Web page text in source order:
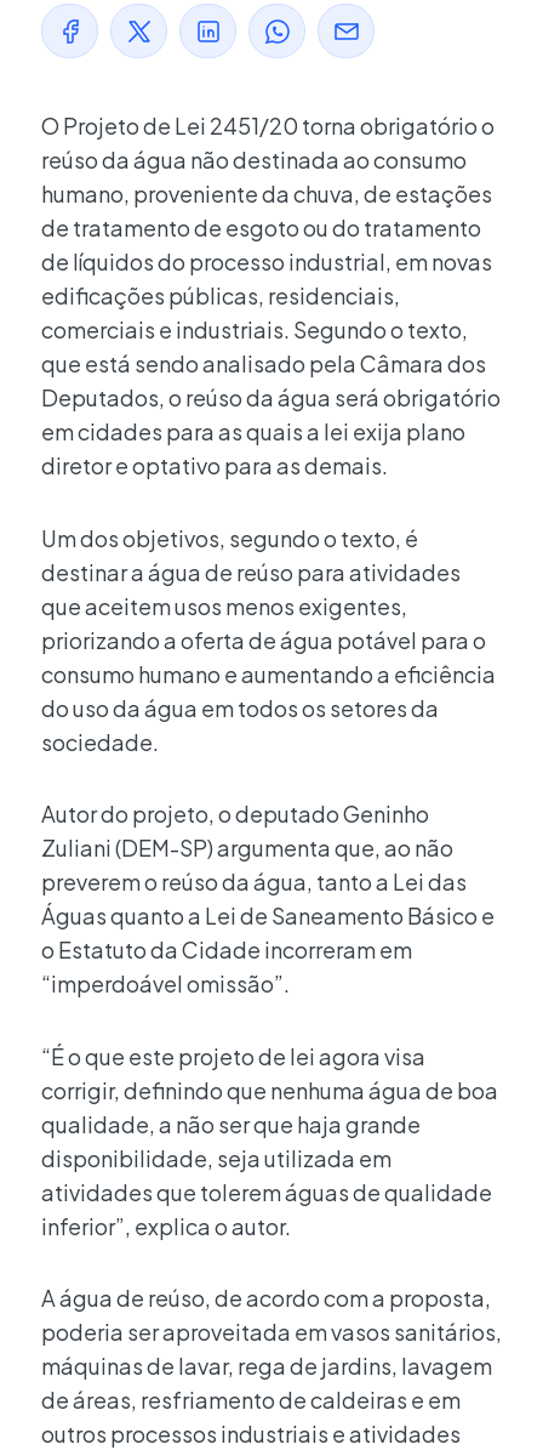
O Projeto de Lei 2451/20 torna obrigatório o
reúso da água não destinada ao consumo
humano, proveniente da chuva, de estações
de tratamento de esgoto ou do tratamento
de líquidos do processo industrial, em novas
edificações públicas, residenciais,
comerciais e industriais. Segundo o texto,
que está sendo analisado pela Câmara dos
Deputados, o reúso da água será obrigatório
em cidades para as quais a lei exija plano
diretor e optativo para as demais.
Um dos objetivos, segundo o texto, é
destinar a água de reúso para atividades
que aceitem usos menos exigentes,
priorizando a oferta de água potável para o
consumo humano e aumentando a eficiência
do uso da água em todos os setores da
sociedade.
Autor do projeto, o deputado Geninho
Zuliani (DEM-SP) argumenta que, ao não
preverem o reúso da água, tanto a Lei das
Águas quanto a Lei de Saneamento Básico e
o Estatuto da Cidade incorreram em
“imperdoável omissão”.
“É o que este projeto de lei agora visa
corrigir, definindo que nenhuma água de boa
qualidade, a não ser que haja grande
disponibilidade, seja utilizada em
atividades que tolerem águas de qualidade
inferior”, explica o autor.
A água de reúso, de acordo com a proposta,
poderia ser aproveitada em vasos sanitários,
máquinas de lavar, rega de jardins, lavagem
de áreas, resfriamento de caldeiras e em
outros processos industriais e atividades